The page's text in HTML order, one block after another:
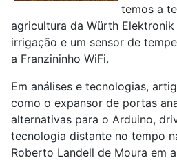
temos a
agricultura da Würth
irrigação e um sensor de
a Franzininho WiFi.
Em análises e tecnologias,
como o expansor de portas
alternativas para o Arduino,
tecnologia distante no tempo
Roberto Landell de Moura em